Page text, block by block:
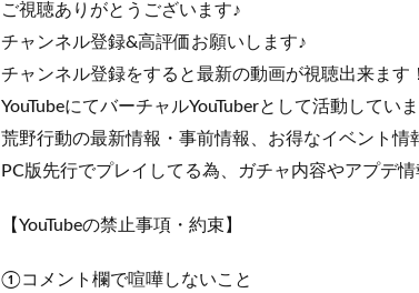
ご視聴ありがとうございます♪
チャンネル登録&高評価お願いします♪
チャンネル登録をすると最新の動画が視聴出来ます！
YouTubeにてバーチャルYouTuberとして活動してい
荒野行動の最新情報・事前情報、お得なイベント情
PC版先行でプレイしてる為、ガチャ内容やアプデ
【YouTubeの禁止事項・約束】
①コメント欄で喧嘩しないこと